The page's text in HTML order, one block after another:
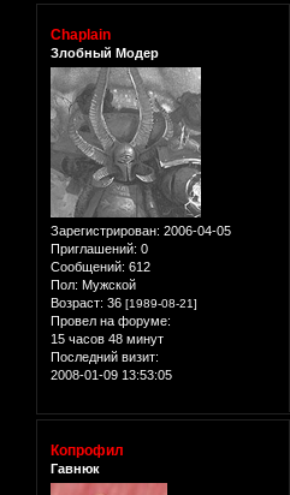
Chaplain
Злобный Модер
Зарегистрирован: 2006-04-05
Приглашений: 0
Сообщений: 612
Пол: Мужской
Возраст: 36 [1989-08-21]
Провел на форуме:
15 часов 48 минут
Последний визит:
2008-01-09 13:53:05
Копрофил
Гавнюк